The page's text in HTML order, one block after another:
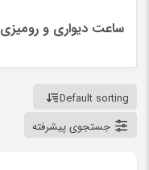
ساعت دیواری و رومیزی
Default sorting
جستجوی پیشرفته